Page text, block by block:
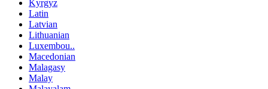
Kyrgyz
Latin
Latvian
Lithuanian
Luxembou..
Macedonian
Malagasy
Malay